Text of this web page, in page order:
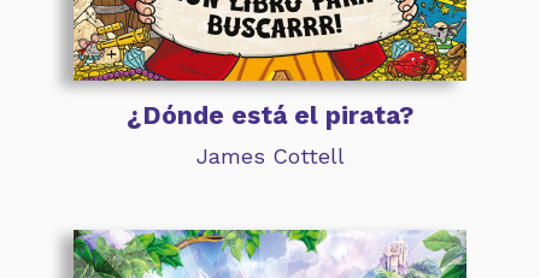
¿Dónde está el pirata?
James Cottell